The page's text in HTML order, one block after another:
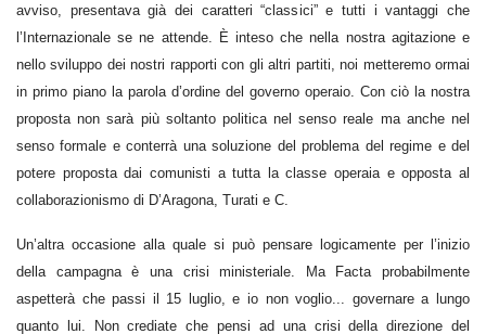
avviso, presentava già dei caratteri “classici” e tutti i vantaggi che
l’Internazionale se ne attende. È inteso che nella nostra agitazione e
nello sviluppo dei nostri rapporti con gli altri partiti, noi metteremo ormai
in primo piano la parola d’ordine del governo operaio. Con ciò la nostra
proposta non sarà più soltanto politica nel senso reale ma anche nel
senso formale e conterrà una soluzione del problema del regime e del
potere proposta dai comunisti a tutta la classe operaia e opposta al
collaborazionismo di D’Aragona, Turati e C.
Un’altra occasione alla quale si può pensare logicamente per l’inizio
della campagna è una crisi ministeriale. Ma Facta probabilmente
aspetterà che passi il 15 luglio, e io non voglio... governare a lungo
quanto lui. Non crediate che pensi ad una crisi della direzione del